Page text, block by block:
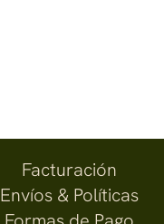
Facturación
Envíos & Políticas